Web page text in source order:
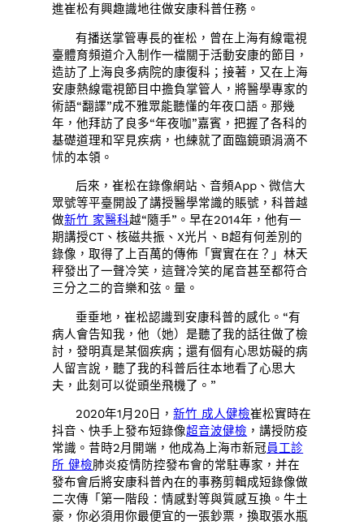
進崔松有興趣識地往做安康科普任務。
有播送掌管專長的崔松，曾在上海有線電視
臺體育頻道介入制作一檔關于活動安康的節目，
造訪了上海良多病院的康復科；接著，又在上海
安康熱線電視節目中擔負掌管人，將醫學專家的
術語“翻譯”成不雅眾能聽懂的年夜口語。那幾
年，他拜訪了良多“年夜咖”嘉賓，把握了各科的
基礎道理和罕見疾病，也練就了面臨鏡頭涓滴不
怵的本領。
后來，崔松在錄像網站、音頻App、微信大
眾號等平臺開設了講授醫學常識的賬號，科普越
做新竹 家醫科越“隨手”。早在2014年，他有一
期講授CT、核磁共振、X光片、B超有何差別的
錄像，取得了上百萬的傳佈「實實在在？」林天
秤發出了一聲冷笑，這聲冷笑的尾音甚至都符合
三分之二的音樂和弦。量。
垂垂地，崔松認識到安康科普的感化。“有
病人會告知我，他（她）是聽了我的話往做了檢
討，發明真是某個疾病；還有個有心思妨礙的病
人留言說，聽了我的科普后往本地看了心思大
夫，此刻可以從頭坐飛機了。”
2020年1月20日，新竹 成人健檢崔松實時在
抖音、快手上發布短錄像超音波健檢 ，講授防疫
常識。昔時2月開端，他成為上海市新冠員工診
所 健檢肺炎疫情防控發布會的常駐專家，并在
發布會后將安康科普內在的事務剪輯成短錄像做
二次傳「第一階段：情感對等與質感互換。牛土
豪，你必須用你最便宜的一張鈔票，換取張水瓶